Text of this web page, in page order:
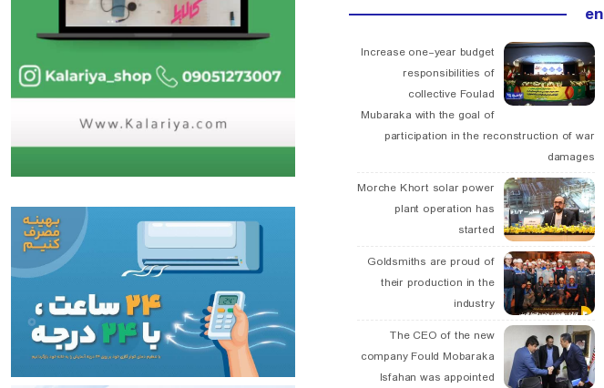
en
Increase one-year budget
responsibilities of
collective Foulad
Mubaraka with the goal of
participation in the reconstruction of war
damages
Morche Khort solar power
plant operation has
started
Goldsmiths are proud of
their production in the
industry
The CEO of the new
company Fould Mobaraka
Isfahan was appointed